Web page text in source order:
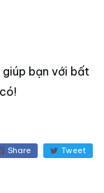
bạn với bất
Share Tweet